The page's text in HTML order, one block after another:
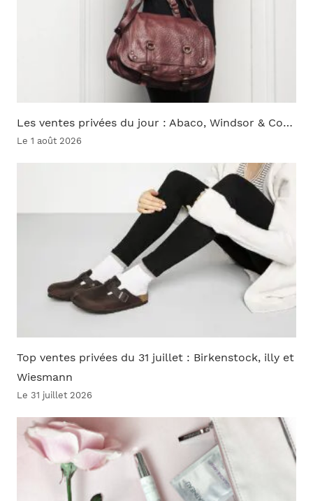
Les ventes privées du jour : Abaco, Windsor & Co…
Le 1 août 2026
Top ventes privées du 31 juillet : Birkenstock, illy et
Wiesmann
Le 31 juillet 2026